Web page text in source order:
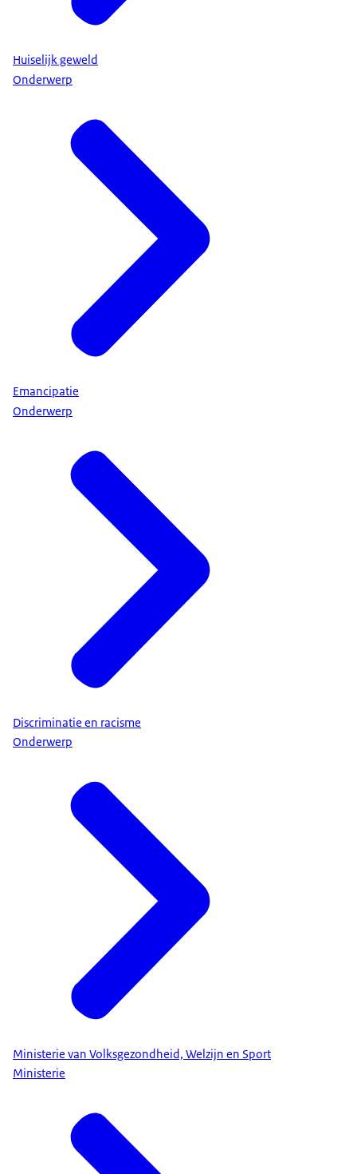
Huiselijk geweld
Onderwerp
Emancipatie
Onderwerp
Discriminatie en racisme
Onderwerp
Ministerie van Volksgezondheid, Welzijn en Sport
Ministerie